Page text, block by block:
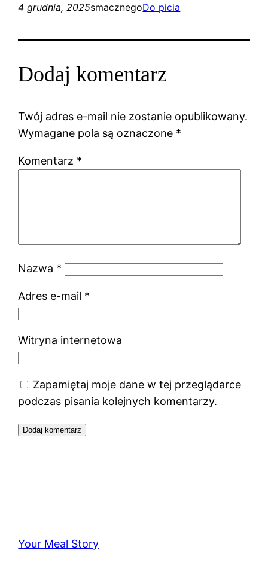
4 grudnia, 2025smacznegoDo picia
Dodaj komentarz
Twój adres e-mail nie zostanie opublikowany.
Wymagane pola są oznaczone *
Komentarz *
Nazwa *
Adres e-mail *
Witryna internetowa
Zapamiętaj moje dane w tej przeglądarce
podczas pisania kolejnych komentarzy.
Your Meal Story